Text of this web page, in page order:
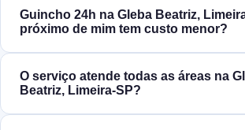
Guincho 24h na Gleba Beatriz,
próximo de mim tem custo menor?
O serviço atende todas as áreas na
Beatriz, Limeira‑SP?